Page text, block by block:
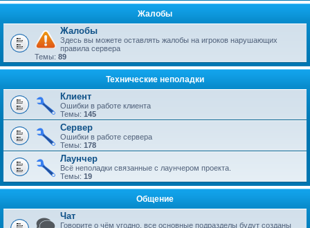
Жалобы
Жалобы
Здесь вы можете оставлять жалобы на игроков нарушающих
правила сервера
Темы: 89
Технические неполадки
Клиент
Ошибки в работе клиента
Темы: 145
Сервер
Ошибки в работе сервера
Темы: 178
Лаунчер
Всё неполадки связанные с лаунчером проекта.
Темы: 19
Общение
Чат
Говорите о чём угодно, все основные подразделы будут созданы